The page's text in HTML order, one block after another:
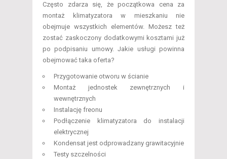
Często zdarza się, że początkowa cena za
montaż klimatyzatora w mieszkaniu nie
obejmuje wszystkich elementów. Możesz też
zostać zaskoczony dodatkowymi kosztami już
po podpisaniu umowy. Jakie usługi powinna
obejmować taka oferta?
Przygotowanie otworu w ścianie
Montaż jednostek zewnętrznych i
wewnętrznych
Instalację freonu
Podłączenie klimatyzatora do instalacji
elektrycznej
Kondensat jest odprowadzany grawitacyjnie
Testy szczelności